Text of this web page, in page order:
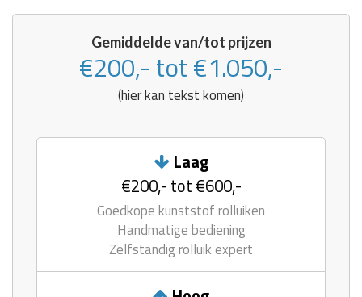
Gemiddelde van/tot prijzen
€200,- tot €1.050,-
(hier kan tekst komen)
Laag
€200,- tot €600,-
Goedkope kunststof rolluiken
Handmatige bediening
Zelfstandig rolluik expert